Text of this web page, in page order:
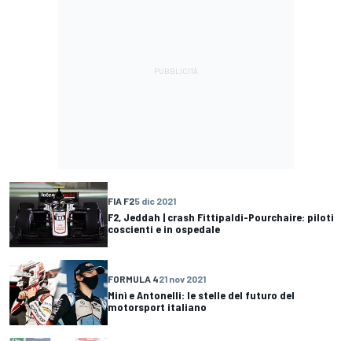
FIA F25 dic 2021
F2, Jeddah | crash Fittipaldi-Pourchaire: piloti
coscienti e in ospedale
FORMULA 421 nov 2021
Minì e Antonelli: le stelle del futuro del
motorsport italiano